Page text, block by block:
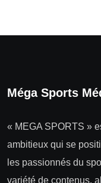
Méga Sports
« MEGA SPORTS »
ambitieux qui se
les passionnés du
variété de contenus,